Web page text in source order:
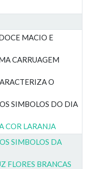
MACIO E
CARRUAGEM
O
SIMBOLOS DO DIA
COR LARANJA
SIMBOLOS DA
FLORES BRANCAS